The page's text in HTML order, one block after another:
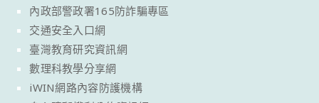
內政部警政署165防詐騙專區
交通安全入口網
臺灣教育研究資訊網
數理科教學分享網
iWIN網路內容防護機構